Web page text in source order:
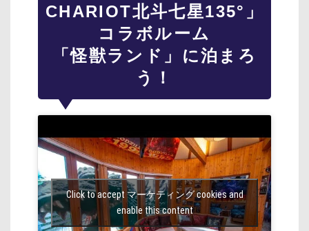
CHARIOT北斗七星135°」
コラボルーム
「怪獣ランド」に泊まろ
う！
Click to accept マーケティング cookies and
enable this content